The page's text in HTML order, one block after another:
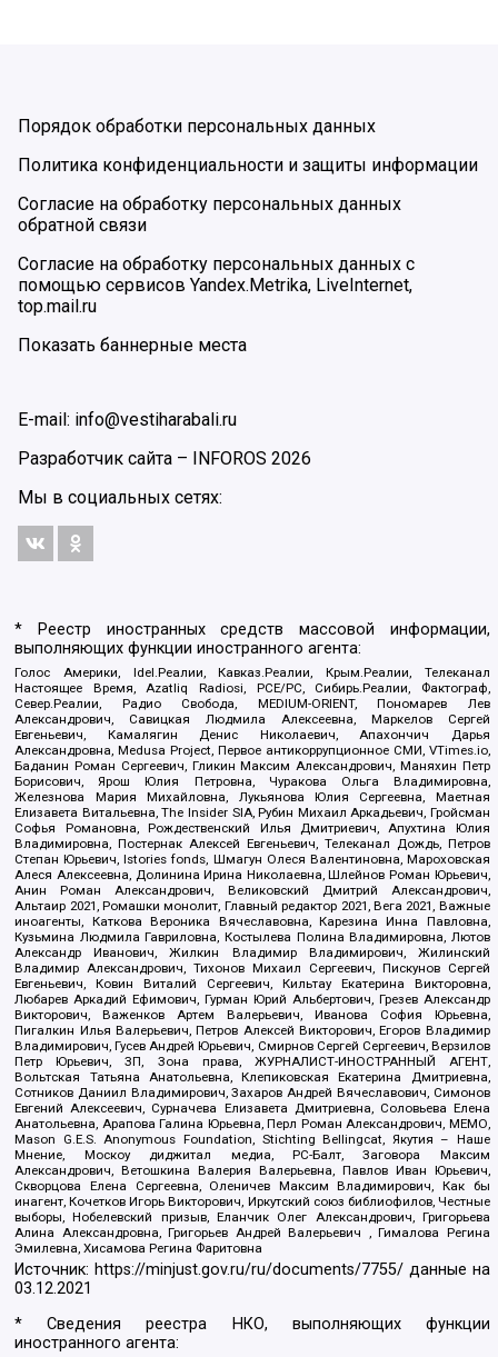
Порядок обработки персональных данных
Политика конфиденциальности и защиты информации
Согласие на обработку персональных данных
обратной связи
Согласие на обработку персональных данных с
помощью сервисов Yandex.Metrika, LiveInternet,
top.mail.ru
Показать баннерные места
E-mail: info@vestiharabali.ru
Разработчик сайта – INFOROS 2026
Мы в социальных сетях:
* Реестр иностранных средств массовой информации,
выполняющих функции иностранного агента:
Голос Америки, Idel.Реалии, Кавказ.Реалии, Крым.Реалии, Телеканал
Настоящее Время, Azatliq Radiosi, PCE/PC, Сибирь.Реалии, Фактограф,
Север.Реалии, Радио Свобода, MEDIUM-ORIENT, Пономарев Лев
Александрович, Савицкая Людмила Алексеевна, Маркелов Сергей
Евгеньевич, Камалягин Денис Николаевич, Апахончич Дарья
Александровна, Medusa Project, Первое антикоррупционное СМИ, VTimes.io,
Баданин Роман Сергеевич, Гликин Максим Александрович, Маняхин Петр
Борисович, Ярош Юлия Петровна, Чуракова Ольга Владимировна,
Железнова Мария Михайловна, Лукьянова Юлия Сергеевна, Маетная
Елизавета Витальевна, The Insider SIA, Рубин Михаил Аркадьевич, Гройсман
Софья Романовна, Рождественский Илья Дмитриевич, Апухтина Юлия
Владимировна, Постернак Алексей Евгеньевич, Телеканал Дождь, Петров
Степан Юрьевич, Istories fonds, Шмагун Олеся Валентиновна, Мароховская
Алеся Алексеевна, Долинина Ирина Николаевна, Шлейнов Роман Юрьевич,
Анин Роман Александрович, Великовский Дмитрий Александрович,
Альтаир 2021, Ромашки монолит, Главный редактор 2021, Вега 2021, Важные
иноагенты, Каткова Вероника Вячеславовна, Карезина Инна Павловна,
Кузьмина Людмила Гавриловна, Костылева Полина Владимировна, Лютов
Александр Иванович, Жилкин Владимир Владимирович, Жилинский
Владимир Александрович, Тихонов Михаил Сергеевич, Пискунов Сергей
Евгеньевич, Ковин Виталий Сергеевич, Кильтау Екатерина Викторовна,
Любарев Аркадий Ефимович, Гурман Юрий Альбертович, Грезев Александр
Викторович, Важенков Артем Валерьевич, Иванова София Юрьевна,
Пигалкин Илья Валерьевич, Петров Алексей Викторович, Егоров Владимир
Владимирович, Гусев Андрей Юрьевич, Смирнов Сергей Сергеевич, Верзилов
Петр Юрьевич, ЗП, Зона права, ЖУРНАЛИСТ-ИНОСТРАННЫЙ АГЕНТ,
Вольтская Татьяна Анатольевна, Клепиковская Екатерина Дмитриевна,
Сотников Даниил Владимирович, Захаров Андрей Вячеславович, Симонов
Евгений Алексеевич, Сурначева Елизавета Дмитриевна, Соловьева Елена
Анатольевна, Арапова Галина Юрьевна, Перл Роман Александрович, МЕМО,
Mason G.E.S. Anonymous Foundation, Stichting Bellingcat, Якутия – Наше
Мнение, Москоу диджитал медиа, РС-Балт, Заговора Максим
Александрович, Ветошкина Валерия Валерьевна, Павлов Иван Юрьевич,
Скворцова Елена Сергеевна, Оленичев Максим Владимирович, Как бы
инагент, Кочетков Игорь Викторович, Иркутский союз библиофилов, Честные
выборы, Нобелевский призыв, Еланчик Олег Александрович, Григорьева
Алина Александровна, Григорьев Андрей Валерьевич , Гималова Регина
Эмилевна, Хисамова Регина Фаритовна
Источник: https://minjust.gov.ru/ru/documents/7755/ данные на
03.12.2021
* Сведения реестра НКО, выполняющих функции
иностранного агента: